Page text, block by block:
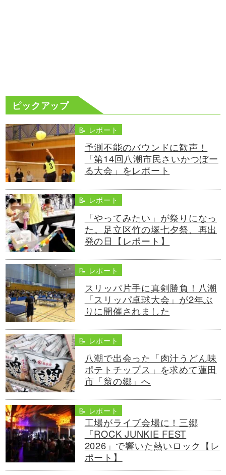
ピックアップ
📝 レポート
予測不能のバウンドに歓声！
「第14回八潮市民さいかつぼー
る大会」をレポート
📝 レポート
「やってみたい」が祭りになっ
た。足立区竹の塚七夕祭、再出
発の日【レポート】
📝 レポート
スリッパ片手に真剣勝負！八潮
「スリッパ卓球大会」が2年ぶ
りに開催されました
📝 レポート
八潮で出会った「肉汁うどん味
ポテトチップス」を求めて蓮田
市「翁の郷」へ
📝 レポート
工場がライブ会場に！三郷
「ROCK JUNKIE FEST
2026」で響いた熱いロック【レ
ポート】